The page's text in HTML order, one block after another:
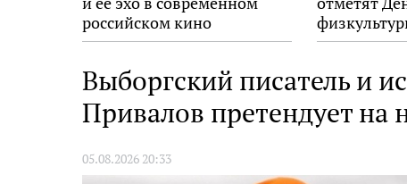
российском кино
Выборгский писатель и
Привалов претендует на
05.08.2026 20:33